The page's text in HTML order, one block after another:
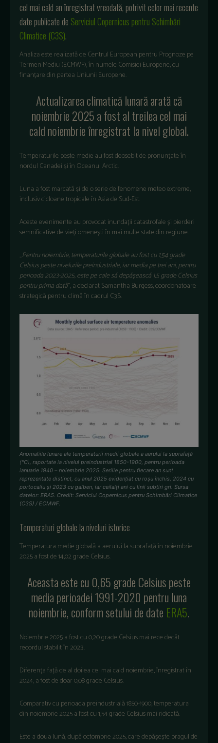
celmaicald anînregistratvreodată,potrivitcelormairecente
datepublicatede Serviciul Copernicus pentru Schimbări
Climatice (C3S).
Analizaeste realizatăde Centrul European pentru Prognoze pe
Termen Mediu (ECMWF),în numele Comisiei Europene, cu
finanțaredin partea Uniunii Europene.
Actualizarea climatică lunară arată că
noiembrie 2025 a fost al treilea cel mai
cald noiembrieînregistrat la nivel global.
Temperaturile peste medie au fost deosebit de pronunțateîn
nordul Canadeișiîn Oceanul Arctic.
Luna a fost marcată și de o serie de fenomene meteo extreme,
inclusiv cicloane tropicaleîn Asia de Sud-Est.
Aceste evenimente au provocat inundații catastrofale și pierderi
semnificative de vieți omenești în mai multe state din regiune.
„Pentru noiembrie, temperaturile globale au fost cu 1,54 grade
Celsius peste nivelurile preindustriale, iar media pe trei ani, pentru
perioada 2023-2025, este pe cale să depășească 1,5 grade Celsius
pentru prima dată”, a declarat Samantha Burgess, coordonatoare
strategică pentru climăîn cadrul C3S.
Anomaliile lunare ale temperaturii medii globale a aerului la suprafață
(°C), raportate la nivelul preindustrial 1850-1900, pentru perioada
ianuarie 1940 – noiembrie 2025. Seriile pentru fiecare an sunt
reprezentate distinct, cu anul 2025 evidențiat cu roșu închis, 2024 cu
portocaliu și 2023 cu galben, iar ceilalți ani cu linii subțiri gri. Sursa
datelor: ERA5. Credit: Serviciul Copernicus pentru Schimbări Climatice
(C3S) / ECMWF.
Temperaturi globale la niveluri istorice
Temperatura medieglobală a aerului lasuprafațăîn noiembrie
2025 afostde 14,02 grade Celsius.
Aceastaestecu 0,65 grade Celsiuspeste
mediaperioadei1991-2020 pentru luna
noiembrie, conformsetuluide date ERA5.
Noiembrie2025 afostcu 0,20 grade Celsiusmai recedecât
recordulstabilitîn2023.
Diferența față de al doilea cel mai cald noiembrie, înregistrat în
2024, a fost de doar0,08 grade Celsius.
Comparativcu perioada preindustrială1850-1900,temperatura
din noiembrie2025 afostcu 1,54 grade Celsiusmai ridicată.
Este adoua lună,dupăoctombrie2025, caredepășește pragulde